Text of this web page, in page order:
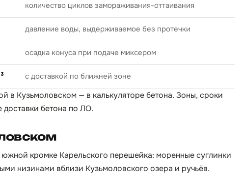
количество циклов замораживания-оттаивания
давление воды, выдерживаемое без протечки
осадка конуса при подаче миксером
с доставкой по ближней зоне
в Кузьмоловском — в калькуляторе бетона. Зоны, сроки
доставки бетона по ЛО.
южной кромке Карельского перешейка: моренные суглинки
низинами вблизи Кузьмоловского озера и ручьёв.